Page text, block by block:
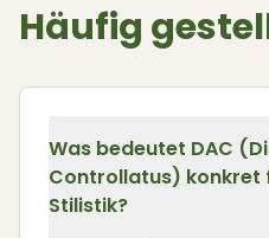
Häufig
Was bedeutet DAC
Controllatus) konkret
Stilistik?